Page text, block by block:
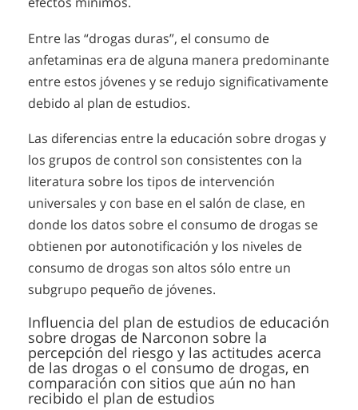
Entre las “drogas duras”, el consumo de
anfetaminas era de alguna manera predominante
entre estos jóvenes y se redujo significativamente
debido al plan de estudios.
Las diferencias entre la educación sobre drogas y
los grupos de control son consistentes con la
literatura sobre los tipos de intervención
universales y con base en el salón de clase, en
donde los datos sobre el consumo de drogas se
obtienen por autonotificación y los niveles de
consumo de drogas son altos sólo entre un
subgrupo pequeño de jóvenes.
Influencia del plan de estudios de educación
sobre drogas de Narconon sobre la
percepción del riesgo y las actitudes acerca
de las drogas o el consumo de drogas, en
comparación con sitios que aún no han
recibido el plan de estudios